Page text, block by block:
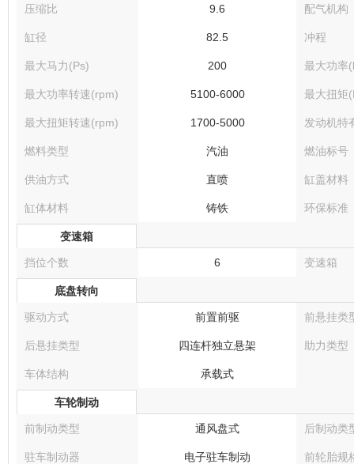
压缩比 9.6 配气机构
缸径 82.5 冲程
最大马力(Ps) 200 最大功率
最大功率转速(rpm) 5100-6000 最大扭矩
最大扭矩转速(rpm) 1700-5000 发动机特
燃料类型 汽油 燃油标号
供油方式 直喷 缸盖材料
缸体材料 铸铁 环保标准
变速箱
挡位个数 6 变速箱
底盘转向
驱动方式 前置前驱 前悬挂类
后悬挂类型 四连杆独立悬架 助力类型
车体结构 承载式
车轮制动
前制动类型 通风盘式 后制动类
驻车制动器 电子驻车制动 前轮胎规